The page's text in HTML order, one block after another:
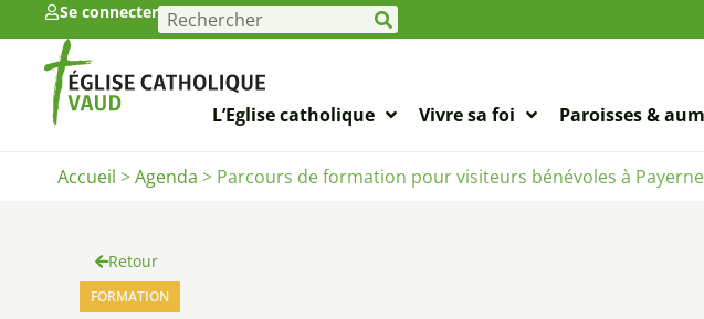
Se connecter
L’Eglise catholique Vivre sa foi Paroisses &
Accueil >Agenda > Parcours de formation pour visiteurs bénévoles à Payerne
Retour
FORMATION